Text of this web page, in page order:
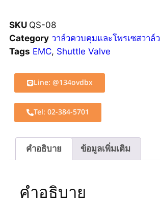
SKU QS-08
Category วาล์วควบคุมและโพรเซสวาล์ว
Tags EMC, Shuttle Valve
Line: @134ovdbx
Tel: 02-384-5701
คำอธิบาย ข้อมูลเพิ่มเติม
คำอธิบาย